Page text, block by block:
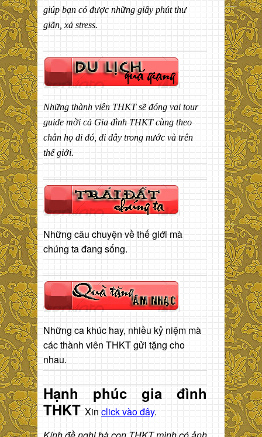
giúp bạn có được những giây phút thư
giãn, xả stress.
Những thành viên THKT sẽ đóng vai tour
guide mời cả Gia đình THKT cùng theo
chân họ đi đó, đi đây trong nước và trên
thế giới.
Những câu chuyện về thế giới mà
chúng ta đang sống.
Những ca khúc hay, nhiều kỷ niệm mà
các thành viên THKT gửi tặng cho
nhau.
Hạnh phúc gia đình
THKT Xin click vào đây.